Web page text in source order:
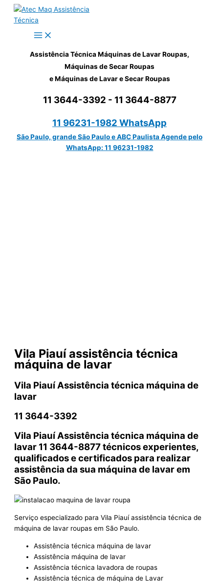
para
Assistência Técnica Máquinas de Lavar Roupas,
Máquinas de Secar Roupas
e Máquinas de Lavar e Secar Roupas
11 3644-3392 - 11 3644-8877
11 96231-1982 WhatsApp
São Paulo, grande São Paulo e ABC Paulista Agende pelo
WhatsApp: 11 96231-1982
Vila Piauí assistência técnica
máquina de lavar
Vila Piauí Assistência técnica máquina de
lavar
11 3644-3392
Vila Piauí Assistência técnica máquina de
lavar 11 3644-8877 técnicos experientes,
qualificados e certificados para realizar
assistência da sua máquina de lavar em
São Paulo.
Serviço especializado para Vila Piauí assistência técnica de
máquina de lavar roupas em São Paulo.
Assistência técnica máquina de lavar
Assistência máquina de lavar
Assistência técnica lavadora de roupas
Assistência técnica de máquina de Lavar